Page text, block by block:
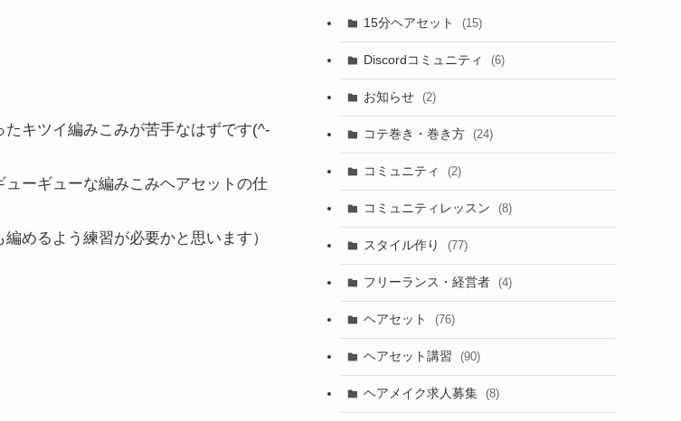
キツイ編みこみが苦手なはずです(^-
ーギューな編みこみヘアセットの仕
めるよう練習が必要かと思います）
15分ヘアセット (15)
Discordコミュニティ (6)
お知らせ (2)
コテ巻き・巻き方 (24)
コミュニティ (2)
コミュニティレッスン (8)
スタイル作り (77)
フリーランス・経営者 (4)
ヘアセット (76)
ヘアセット講習 (90)
ヘアメイク求人募集 (8)